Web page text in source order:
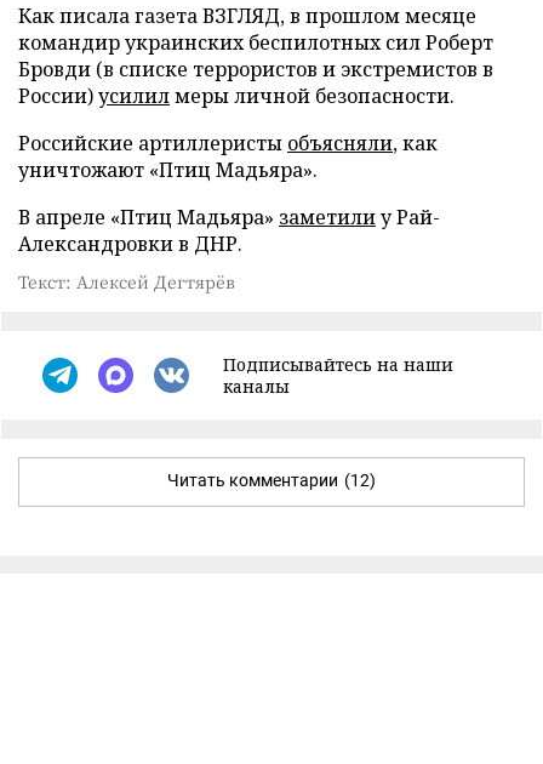
Как писала газета ВЗГЛЯД, в прошлом месяце
командир украинских беспилотных сил Роберт
Бровди (в списке террористов и экстремистов в
России)усилилмеры личной безопасности.
Российские артиллеристы объясняли, как
уничтожают «Птиц Мадьяра».
В апреле «Птиц Мадьяра» заметилиу Рай-
Александровки в ДНР.
Текст: Алексей Дегтярёв
Подписывайтесь на наши
каналы
Читать комментарии (12)